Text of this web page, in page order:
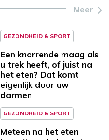
Meer
GEZONDHEID & SPORT
Een knorrende maag als
u trek heeft, of juist na
het eten? Dat komt
eigenlijk door uw
darmen
GEZONDHEID & SPORT
Meteen na het eten